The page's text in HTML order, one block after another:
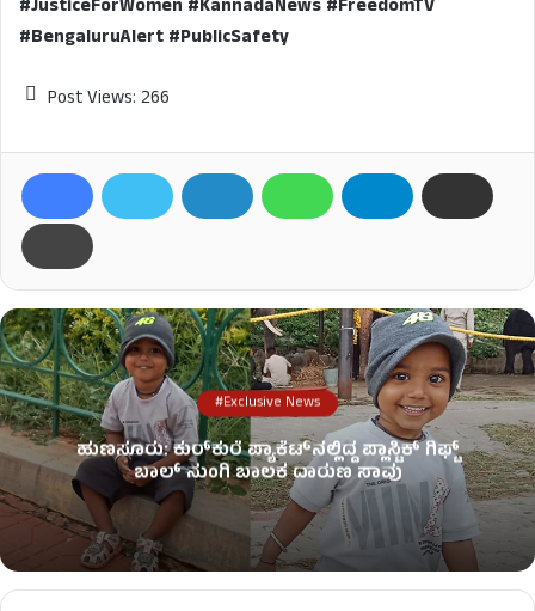
#JusticeForWomen #KannadaNews #FreedomTV
#BengaluruAlert #PublicSafety
Post Views: 266
#Exclusive News
ಹುಣಸೂರು: ಕುರ್‌ಕುರೆ ಪ್ಯಾಕೆಟ್‌ನಲ್ಲಿದ್ದ ಪ್ಲಾಸ್ಟಿಕ್ ಗಿಫ್ಟ್
ಬಾಲ್ ನುಂಗಿ ಬಾಲಕ ದಾರುಣ ಸಾವು